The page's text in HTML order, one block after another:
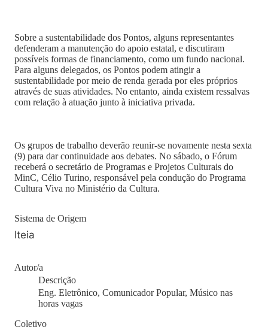
Sobre a sustentabilidade dos Pontos, alguns representantes
defenderam a manutenção do apoio estatal, e discutiram
possíveis formas de financiamento, como um fundo nacional.
Para alguns delegados, os Pontos podem atingir a
sustentabilidade por meio de renda gerada por eles próprios
através de suas atividades. No entanto, ainda existem ressalvas
com relação à atuação junto à iniciativa privada.
Os grupos de trabalho deverão reunir-se novamente nesta sexta
(9) para dar continuidade aos debates. No sábado, o Fórum
receberá o secretário de Programas e Projetos Culturais do
MinC, Célio Turino, responsável pela condução do Programa
Cultura Viva no Ministério da Cultura.
Sistema de Origem
Iteia
Autor/a
Descrição
Eng. Eletrônico, Comunicador Popular, Músico nas
horas vagas
Coletivo